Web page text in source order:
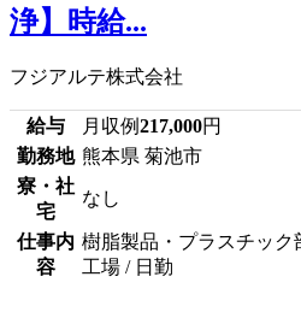
浄】時給...
フジアルテ株式会社
給与 月収例217,000円
勤務地 熊本県 菊池市
寮・社
宅
なし
仕事内
容
樹脂製品・プラスチック
工場 / 日勤